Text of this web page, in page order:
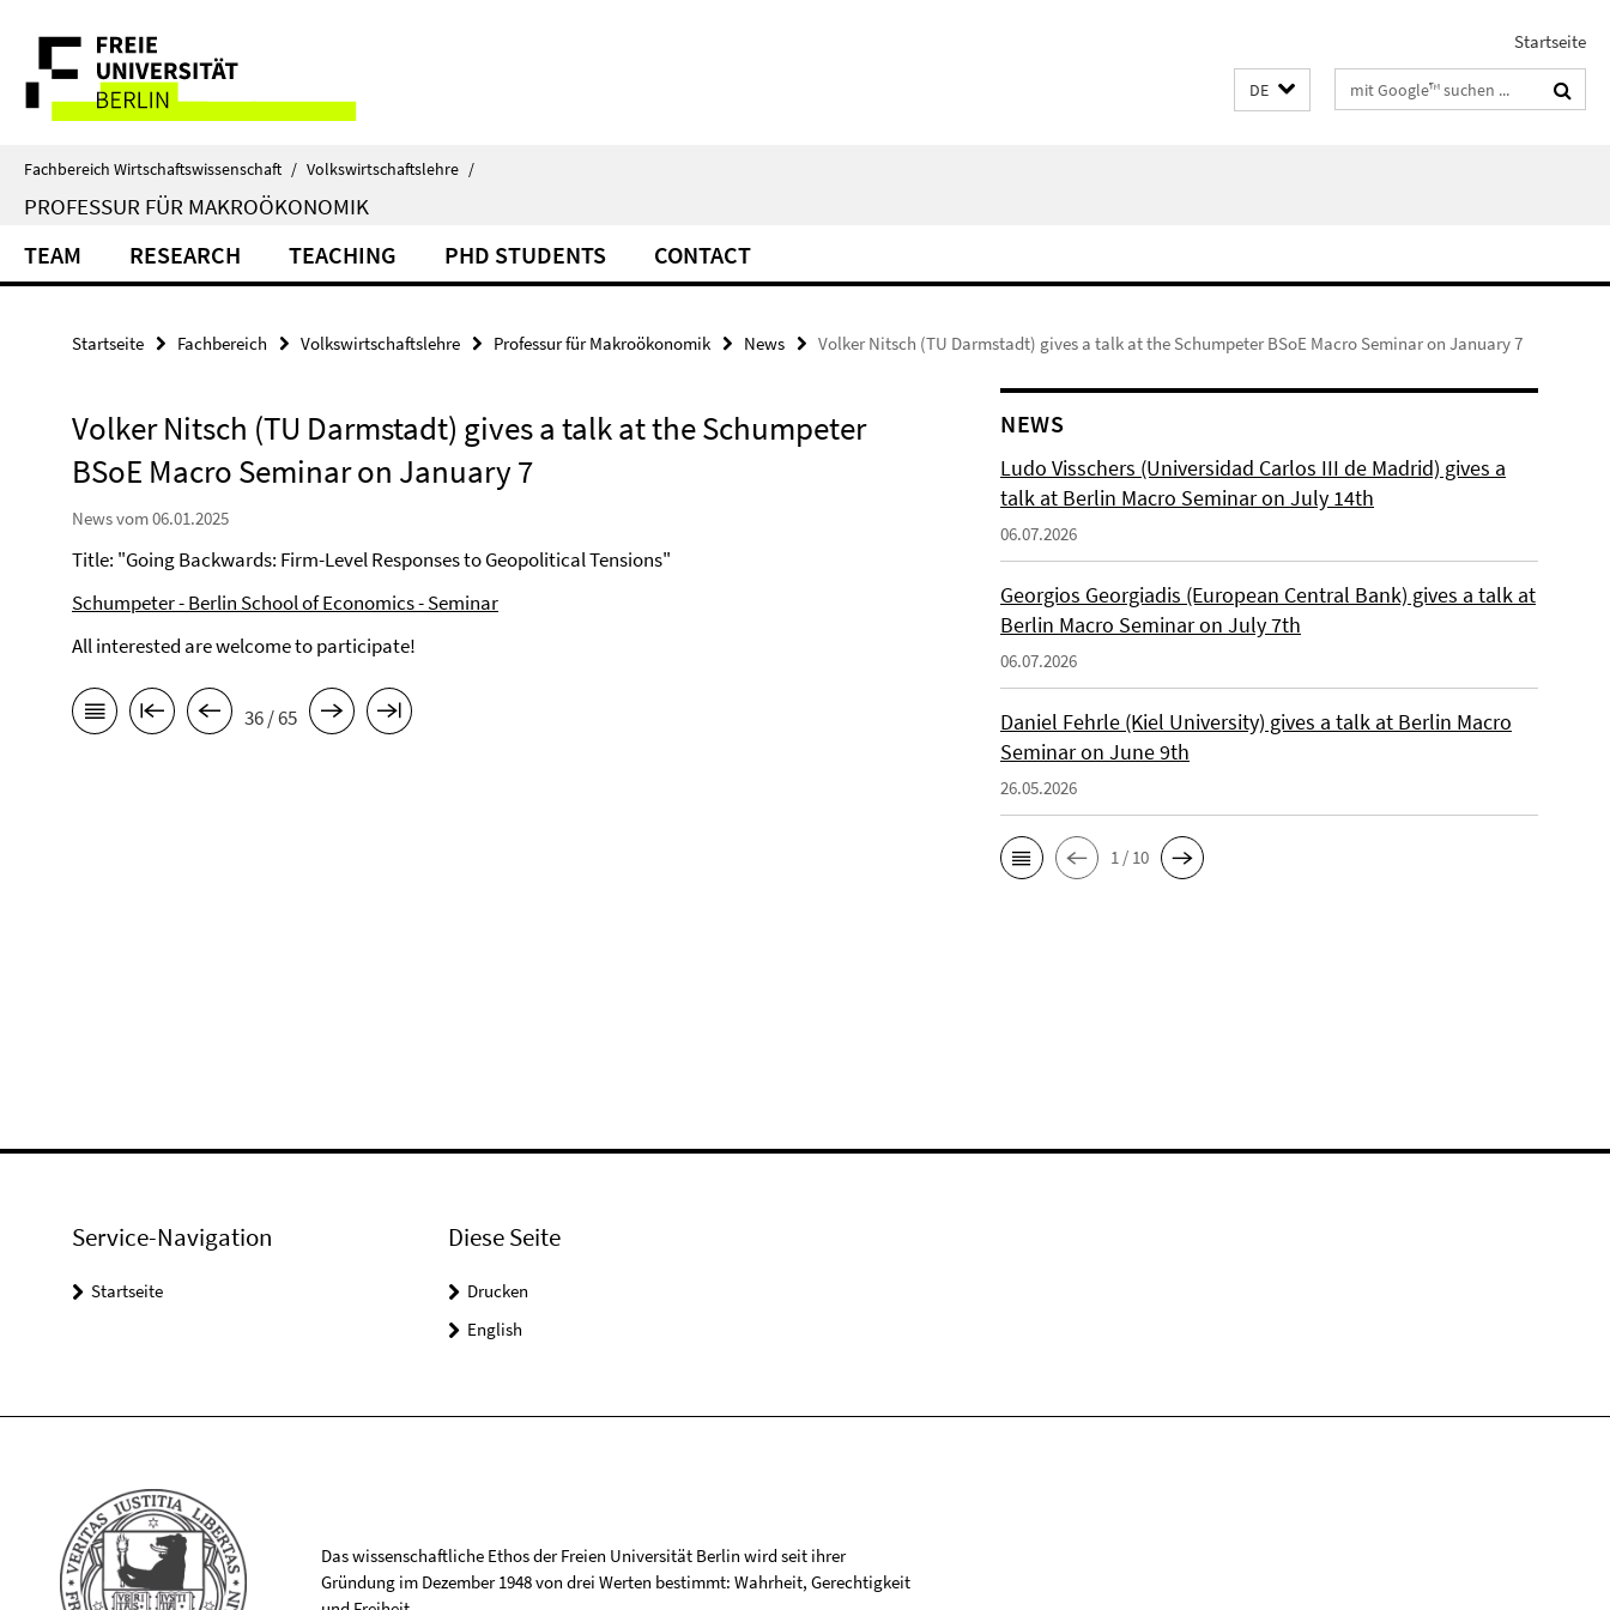
direkt
Inhalt
Service-
Navigation
Startseite
DE Suchbegriffe
Fachbereich Wirtschaftswissenschaft / Volkswirtschaftslehre /
PROFESSUR FÜR MAKROÖKONOMIK
TEAM RESEARCH TEACHING PHD STUDENTS CONTACT
Startseite Fachbereich Volkswirtschaftslehre Professur für Makroökonomik News Volker Nitsch (TU Darmstadt) gives a talk at the Schumpeter BSoE Macro Seminar on January 7
Volker Nitsch (TU Darmstadt) gives a talk at the Schumpeter
BSoE Macro Seminar on January 7
News vom 06.01.2025
Title: "Going Backwards: Firm-Level Responses to Geopolitical Tensions"
Schumpeter - Berlin School of Economics - Seminar
All interested are welcome to participate!
36 / 65
NEWS
Ludo Visschers (Universidad Carlos III de Madrid) gives a
talk at Berlin Macro Seminar on July 14th
06.07.2026
Georgios Georgiadis (European Central Bank) gives a talk at
Berlin Macro Seminar on July 7th
06.07.2026
Daniel Fehrle (Kiel University) gives a talk at Berlin Macro
Seminar on June 9th
26.05.2026
1 / 10
Service-Navigation
Startseite
Diese Seite
Drucken
English
Das wissenschaftliche Ethos der Freien Universität Berlin wird seit ihrer
Gründung im Dezember 1948 von drei Werten bestimmt: Wahrheit, Gerechtigkeit